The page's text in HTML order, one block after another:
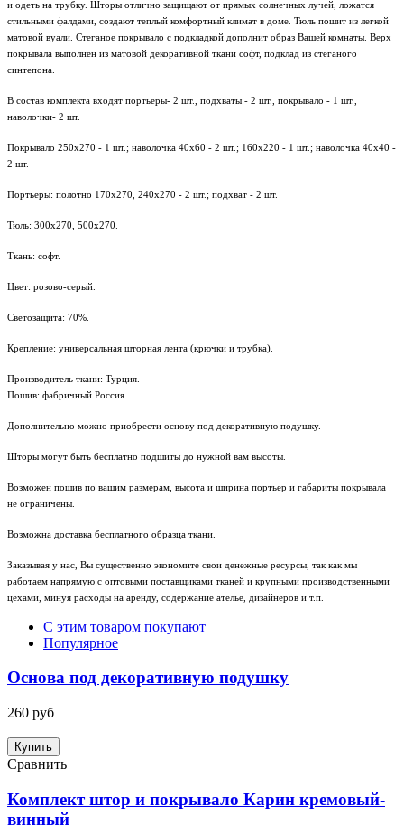
и одеть на трубку. Шторы отлично защищают от прямых солнечных лучей, ложатся
стильными фалдами, создают теплый комфортный климат в доме. Тюль пошит из легкой
матовой вуали. Стеганое покрывало с подкладкой дополнит образ Вашей комнаты. Верх
покрывала выполнен из матовой декоративной ткани софт, подклад из стеганого
синтепона.
В состав комплекта входят портьеры- 2 шт., подхваты - 2 шт., покрывало - 1 шт.,
наволочки- 2 шт.
Покрывало 250х270 - 1 шт.; наволочка 40х60 - 2 шт.; 160х220 - 1 шт.; наволочка 40х40 -
2 шт.
Портьеры: полотно 170х270, 240х270 - 2 шт.; подхват - 2 шт.
Тюль: 300х270, 500х270.
Ткань: софт.
Цвет: розово-серый.
Светозащита: 70%.
Крепление: универсальная шторная лента (крючки и трубка).
Производитель ткани: Турция.
Пошив: фабричный Россия
Дополнительно можно приобрести основу под декоративную подушку.
Шторы могут быть бесплатно подшиты до нужной вам высоты.
Возможен пошив по вашим размерам, высота и ширина портьер и габариты покрывала
не ограничены.
Возможна доставка бесплатного образца ткани.
Заказывая у нас, Вы существенно экономите свои денежные ресурсы, так как мы
работаем напрямую с оптовыми поставщиками тканей и крупными производственными
цехами, минуя расходы на аренду, содержание ателье, дизайнеров и т.п.
С этим товаром покупают
Популярное
Основа под декоративную подушку
260 руб
Купить
Сравнить
Комплект штор и покрывало Карин кремовый-
винный